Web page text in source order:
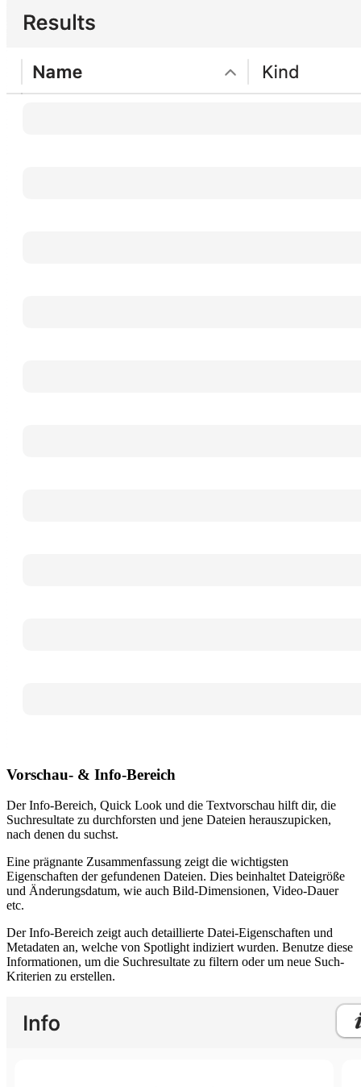
Vorschau- & Info-Bereich
Der Info-Bereich, Quick Look und die Textvorschau hilft dir, die
Suchresultate zu durchforsten und jene Dateien herauszupicken,
nach denen du suchst.
Eine prägnante Zusammenfassung zeigt die wichtigsten
Eigenschaften der gefundenen Dateien. Dies beinhaltet Dateigröße
und Änderungsdatum, wie auch Bild-Dimensionen, Video-Dauer
etc.
Der Info-Bereich zeigt auch detaillierte Datei-Eigenschaften und
Metadaten an, welche von Spotlight indiziert wurden. Benutze diese
Informationen, um die Suchresultate zu filtern oder um neue Such-
Kriterien zu erstellen.